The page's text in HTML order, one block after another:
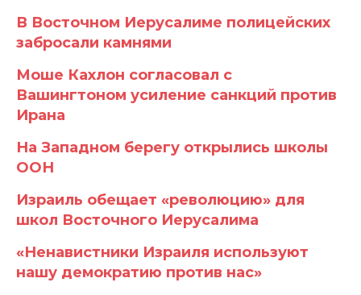
В Восточном Иерусалиме полицейских
забросали камнями
Моше Кахлон согласовал с
Вашингтоном усиление санкций против
Ирана
На Западном берегу открылись школы
ООН
Израиль обещает «революцию» для
школ Восточного Иерусалима
«Ненавистники Израиля используют
нашу демократию против нас»